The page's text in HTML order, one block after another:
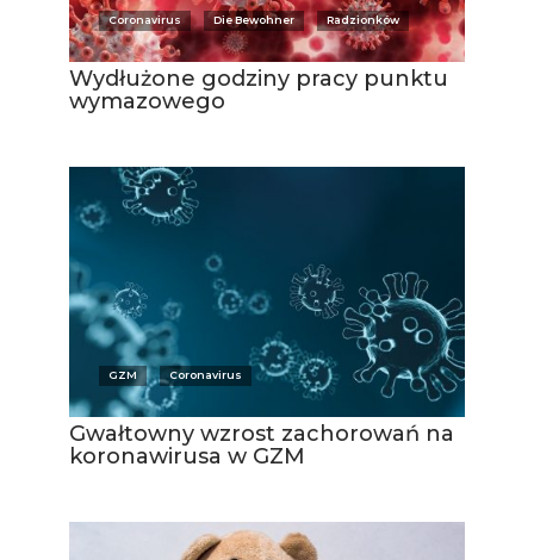
Coronavirus Die Bewohner Radzionków
Wydłużone godziny pracy punktu
wymazowego
GZM Coronavirus
Gwałtowny wzrost zachorowań na
koronawirusa w GZM